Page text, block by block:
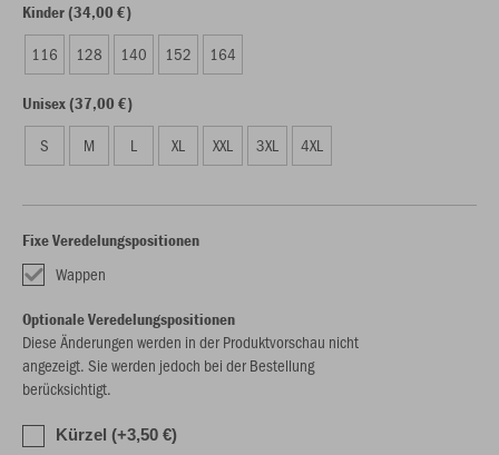
Kinder (34,00 €)
116 128 140 152 164
Unisex (37,00 €)
S M L XL XXL 3XL 4XL
Fixe Veredelungspositionen
Wappen
Optionale Veredelungspositionen
Diese Änderungen werden in der Produktvorschau nicht
angezeigt. Sie werden jedoch bei der Bestellung
berücksichtigt.
Kürzel (+3,50 €)